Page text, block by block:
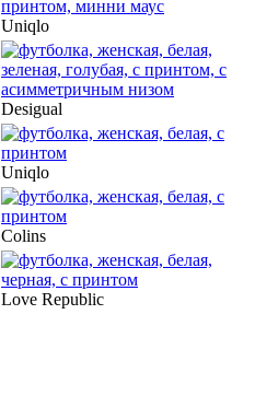
Uniqlo
Desigual
Uniqlo
Colins
Love Republic